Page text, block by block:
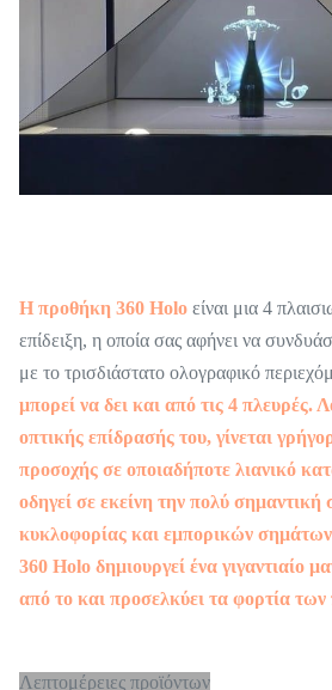
Η προθήκη 360 Holo είναι μια 4
επίδειξη, η οποία σας αφήνει να
με το τρισδιάστατο ολογραφικό
μπορεί να δει και από τις 4 πλευρές.
οπτικής επίδρασής του, γίνεται
προσοχής σε οποιαδήποτε λιανικό
οδηγεί σε εκείνη την πολύ σημαντική
κυκλοφορίας και εμπορικών
360 Holo δημιουργεί ένα γιγαντιαίο
από το και προσελκύει τα φορτία
Λεπτομέρειες προϊόντων